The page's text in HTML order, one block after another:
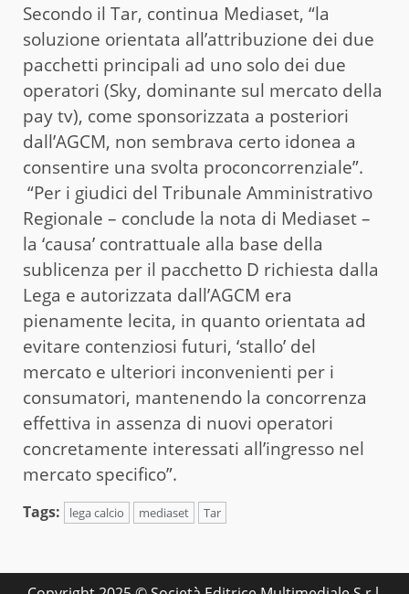
Secondo il Tar, continua Mediaset, “la
soluzione orientata all’attribuzione dei due
pacchetti principali ad uno solo dei due
operatori (Sky, dominante sul mercato della
pay tv), come sponsorizzata a posteriori
dall’AGCM, non sembrava certo idonea a
consentire una svolta proconcorrenziale”.
“Per i giudici del Tribunale Amministrativo
Regionale – conclude la nota di Mediaset –
la ‘causa’ contrattuale alla base della
sublicenza per il pacchetto D richiesta dalla
Lega e autorizzata dall’AGCM era
pienamente lecita, in quanto orientata ad
evitare contenziosi futuri, ‘stallo’ del
mercato e ulteriori inconvenienti per i
consumatori, mantenendo la concorrenza
effettiva in assenza di nuovi operatori
concretamente interessati all’ingresso nel
mercato specifico”.
Tags: lega calcio mediaset Tar